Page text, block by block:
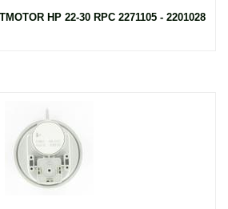
HP 22-30 RPC 2271105 - 2201028